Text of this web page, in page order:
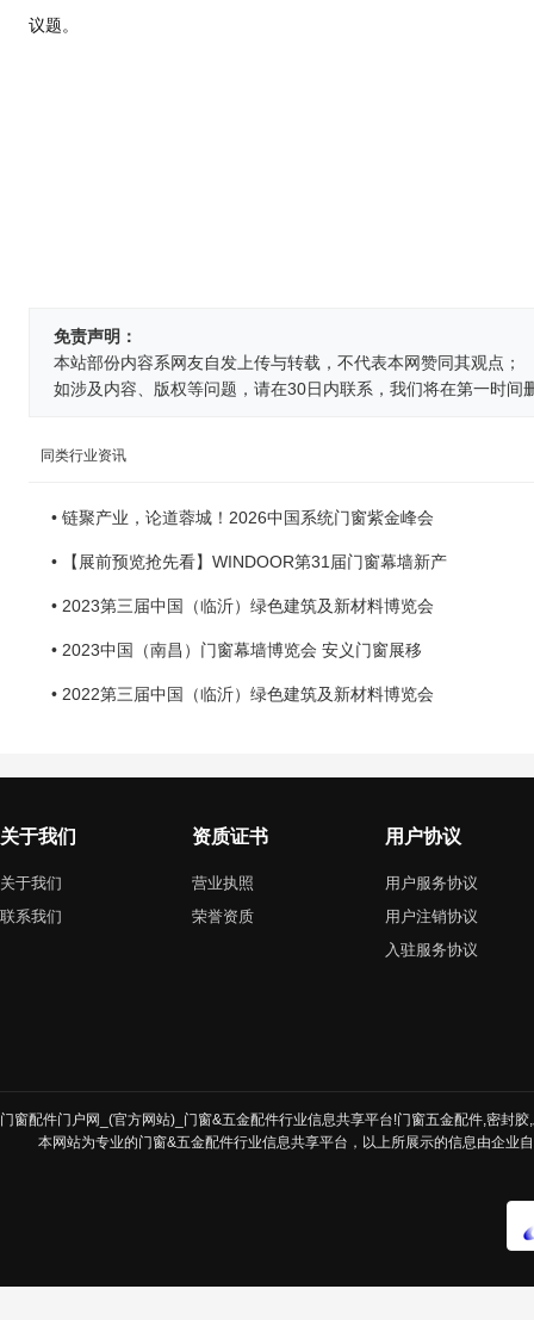
议题。
免责声明：
本站部份内容系网友自发上传与转载，不代表本网赞同其观点；
如涉及内容、版权等问题，请在30日内联系，我们将在第一时间
同类行业资讯
• 链聚产业，论道蓉城！2026中国系统门窗紫金峰会
• 【展前预览抢先看】WINDOOR第31届门窗幕墙新产
• 2023第三届中国（临沂）绿色建筑及新材料博览会
• 2023中国（南昌）门窗幕墙博览会 安义门窗展移
• 2022第三届中国（临沂）绿色建筑及新材料博览会
关于我们
关于我们
联系我们
资质证书
营业执照
荣誉资质
用户协议
用户服务协议
用户注销协议
入驻服务协议
门窗配件门户网_(官方网站)_门窗&五金配件行业信息共享平台!门窗五金配件,密封
本网站为专业的门窗&五金配件行业信息共享平台，以上所展示的信息由企业